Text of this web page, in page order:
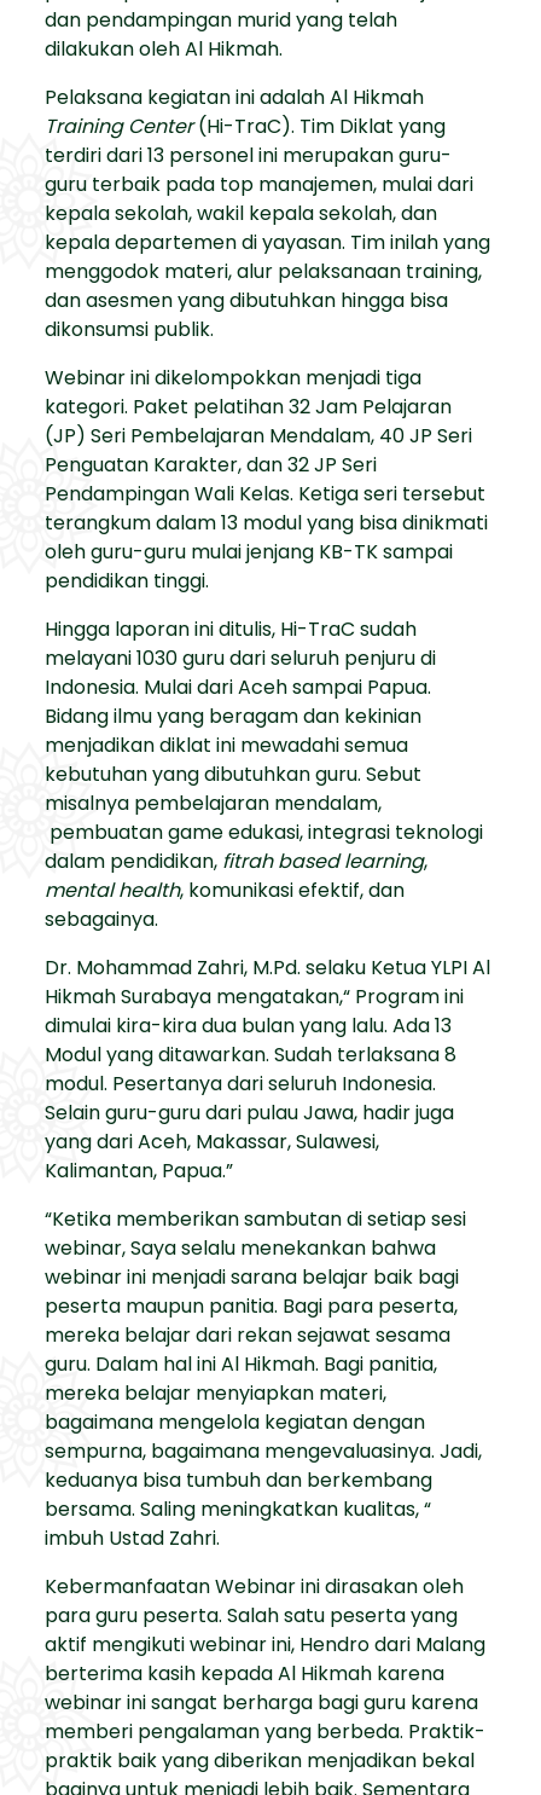
dan pendampingan murid yang telah
dilakukan oleh Al Hikmah.
Pelaksana kegiatan ini adalah Al Hikmah
Training Center(Hi-TraC). Tim Diklat yang
terdiri dari 13 personel ini merupakan guru-
guru terbaik pada top manajemen, mulai dari
kepala sekolah, wakil kepala sekolah, dan
kepala departemen di yayasan. Tim inilah yang
menggodok materi, alur pelaksanaan training,
dan asesmen yang dibutuhkan hingga bisa
dikonsumsi publik.
Webinar ini dikelompokkan menjadi tiga
kategori. Paket pelatihan 32 Jam Pelajaran
(JP) Seri Pembelajaran Mendalam, 40 JP Seri
Penguatan Karakter, dan 32 JP Seri
Pendampingan Wali Kelas. Ketiga seri tersebut
terangkum dalam 13 modul yang bisa dinikmati
oleh guru-guru mulai jenjang KB-TK sampai
pendidikan tinggi.
Hingga laporan ini ditulis, Hi-TraC sudah
melayani 1030 guru dari seluruh penjuru di
Indonesia. Mulai dari Aceh sampai Papua.
Bidang ilmu yang beragam dan kekinian
menjadikan diklat ini mewadahi semua
kebutuhan yang dibutuhkan guru. Sebut
misalnya pembelajaran mendalam,
pembuatan game edukasi, integrasi teknologi
dalam pendidikan, fitrah based learning,
mental health, komunikasi efektif, dan
sebagainya.
Dr. Mohammad Zahri, M.Pd. selaku Ketua YLPI Al
Hikmah Surabaya mengatakan,“ Program ini
dimulai kira-kira dua bulan yang lalu. Ada 13
Modul yang ditawarkan. Sudah terlaksana 8
modul. Pesertanya dari seluruh Indonesia.
Selain guru-guru dari pulau Jawa, hadir juga
yang dari Aceh, Makassar, Sulawesi,
Kalimantan, Papua.”
“Ketika memberikan sambutan di setiap sesi
webinar, Saya selalu menekankan bahwa
webinar ini menjadi sarana belajar baik bagi
peserta maupun panitia. Bagi para peserta,
mereka belajar dari rekan sejawat sesama
guru. Dalam hal ini Al Hikmah. Bagi panitia,
mereka belajar menyiapkan materi,
bagaimana mengelola kegiatan dengan
sempurna, bagaimana mengevaluasinya. Jadi,
keduanya bisa tumbuh dan berkembang
bersama. Saling meningkatkan kualitas, “
imbuh Ustad Zahri.
Kebermanfaatan Webinar ini dirasakan oleh
para guru peserta. Salah satu peserta yang
aktif mengikuti webinar ini, Hendro dari Malang
berterima kasih kepada Al Hikmah karena
webinar ini sangat berharga bagi guru karena
memberi pengalaman yang berbeda. Praktik-
praktik baik yang diberikan menjadikan bekal